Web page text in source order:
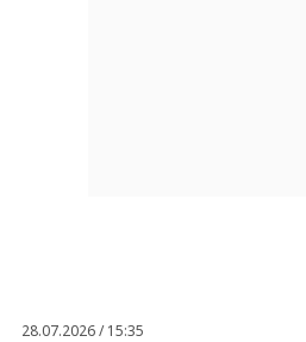
28.07.2026 / 15:35